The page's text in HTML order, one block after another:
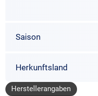
Saison
Herkunftsland
Herstellerangaben